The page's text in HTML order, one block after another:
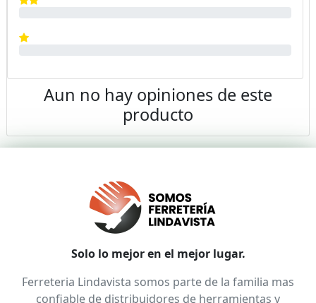
Aun no hay opiniones de este
producto
Solo lo mejor en el mejor lugar.
Ferreteria Lindavista somos parte de la familia mas
confiable de distribuidores de herramientas y